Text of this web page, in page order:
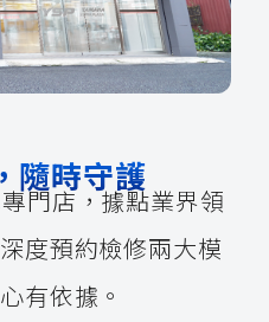
隨時守護
門店，據點業界領
度預約檢修兩大模
有依據。